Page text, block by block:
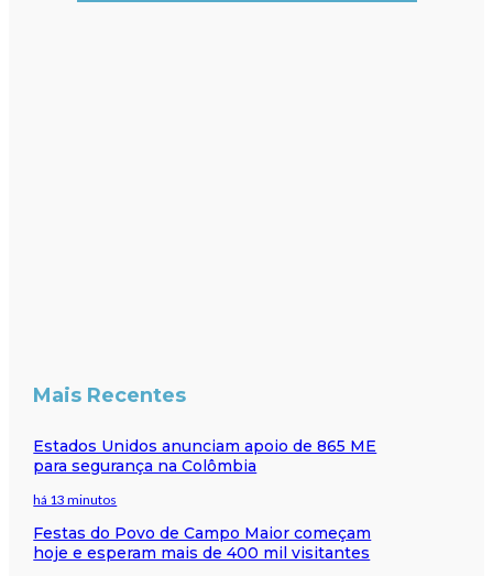
Mais Recentes
Estados Unidos anunciam apoio de 865 ME
para segurança na Colômbia
há 13 minutos
Festas do Povo de Campo Maior começam
hoje e esperam mais de 400 mil visitantes